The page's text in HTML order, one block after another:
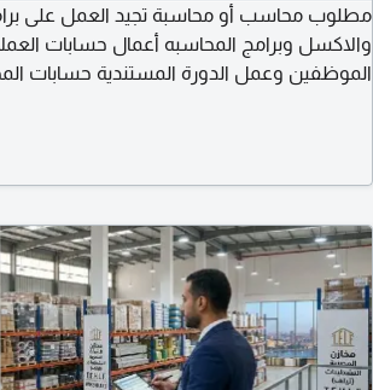
مطلوب محاسب أو محاسبة تجيد العمل على
والاكسل وبرامج المحاسبه أعمال حسابات
الموظفين وعمل الدورة المستندية حسابات